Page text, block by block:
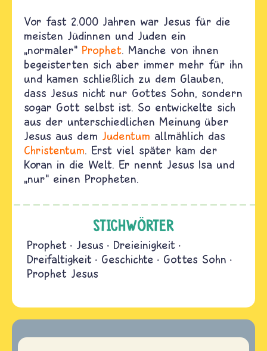
Vor fast 2.000 Jahren war Jesus für die
meisten Jüdinnen und Juden ein
„normaler“ Prophet. Manche von ihnen
begeisterten sich aber immer mehr für ihn
und kamen schließlich zu dem Glauben,
dass Jesus nicht nur Gottes Sohn, sondern
sogar Gott selbst ist. So entwickelte sich
aus der unterschiedlichen Meinung über
Jesus aus dem Judentum allmählich das
Christentum. Erst viel später kam der
Koran in die Welt. Er nennt Jesus Isa und
„nur“ einen Propheten.
STICHWÖRTER
Prophet Jesus
Dreieinigkeit
Dreifaltigkeit
Geschichte
Gottes Sohn
Prophet Jesus